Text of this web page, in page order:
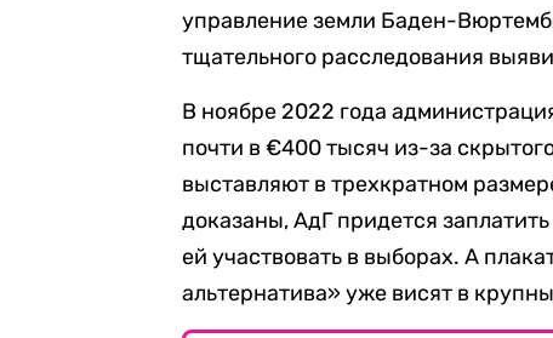
управление земли Баден-
тщательного расследования
В ноябре 2022 года
почти в €400 тысяч из-за
выставляют в трехкратном
доказаны, АдГ придется
ей участвовать в выборах. А
альтернатива» уже висят в